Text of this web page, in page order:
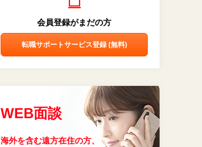
会員登録がまだの方
転職サポートサービス登録 (無料)
WEB面談
海外を含む遠方在住の方、